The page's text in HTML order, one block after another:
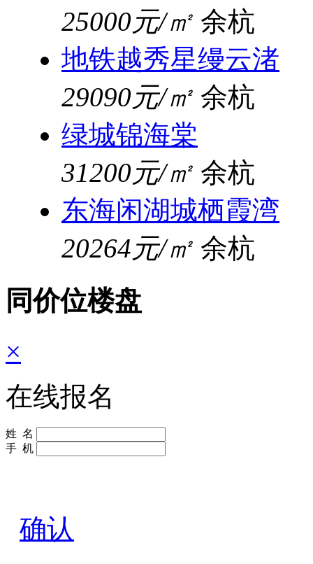
25000元/㎡ 余杭
地铁越秀星缦云渚
29090元/㎡ 余杭
绿城锦海棠
31200元/㎡ 余杭
东海闲湖城栖霞湾
20264元/㎡ 余杭
同价位楼盘
×
在线报名
姓 名
手 机
确认